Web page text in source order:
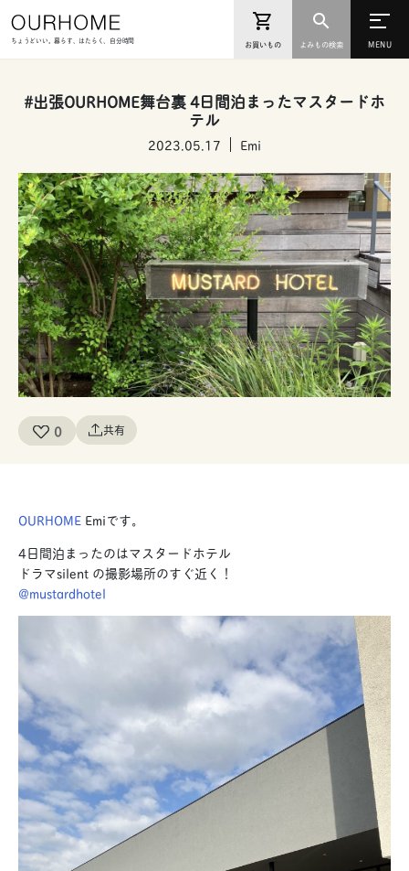
ちょうどいい。暮らす、はたらく、自分時間
#出張OURHOME舞台裏 4日間泊まったマスタードホ
テル
2023.05.17 Emi
0 共有
OURHOME Emiです。
4日間泊まったのはマスタードホテル
ドラマsilent の撮影場所のすぐ近く！
@mustardhotel
お買いもの よみもの検索